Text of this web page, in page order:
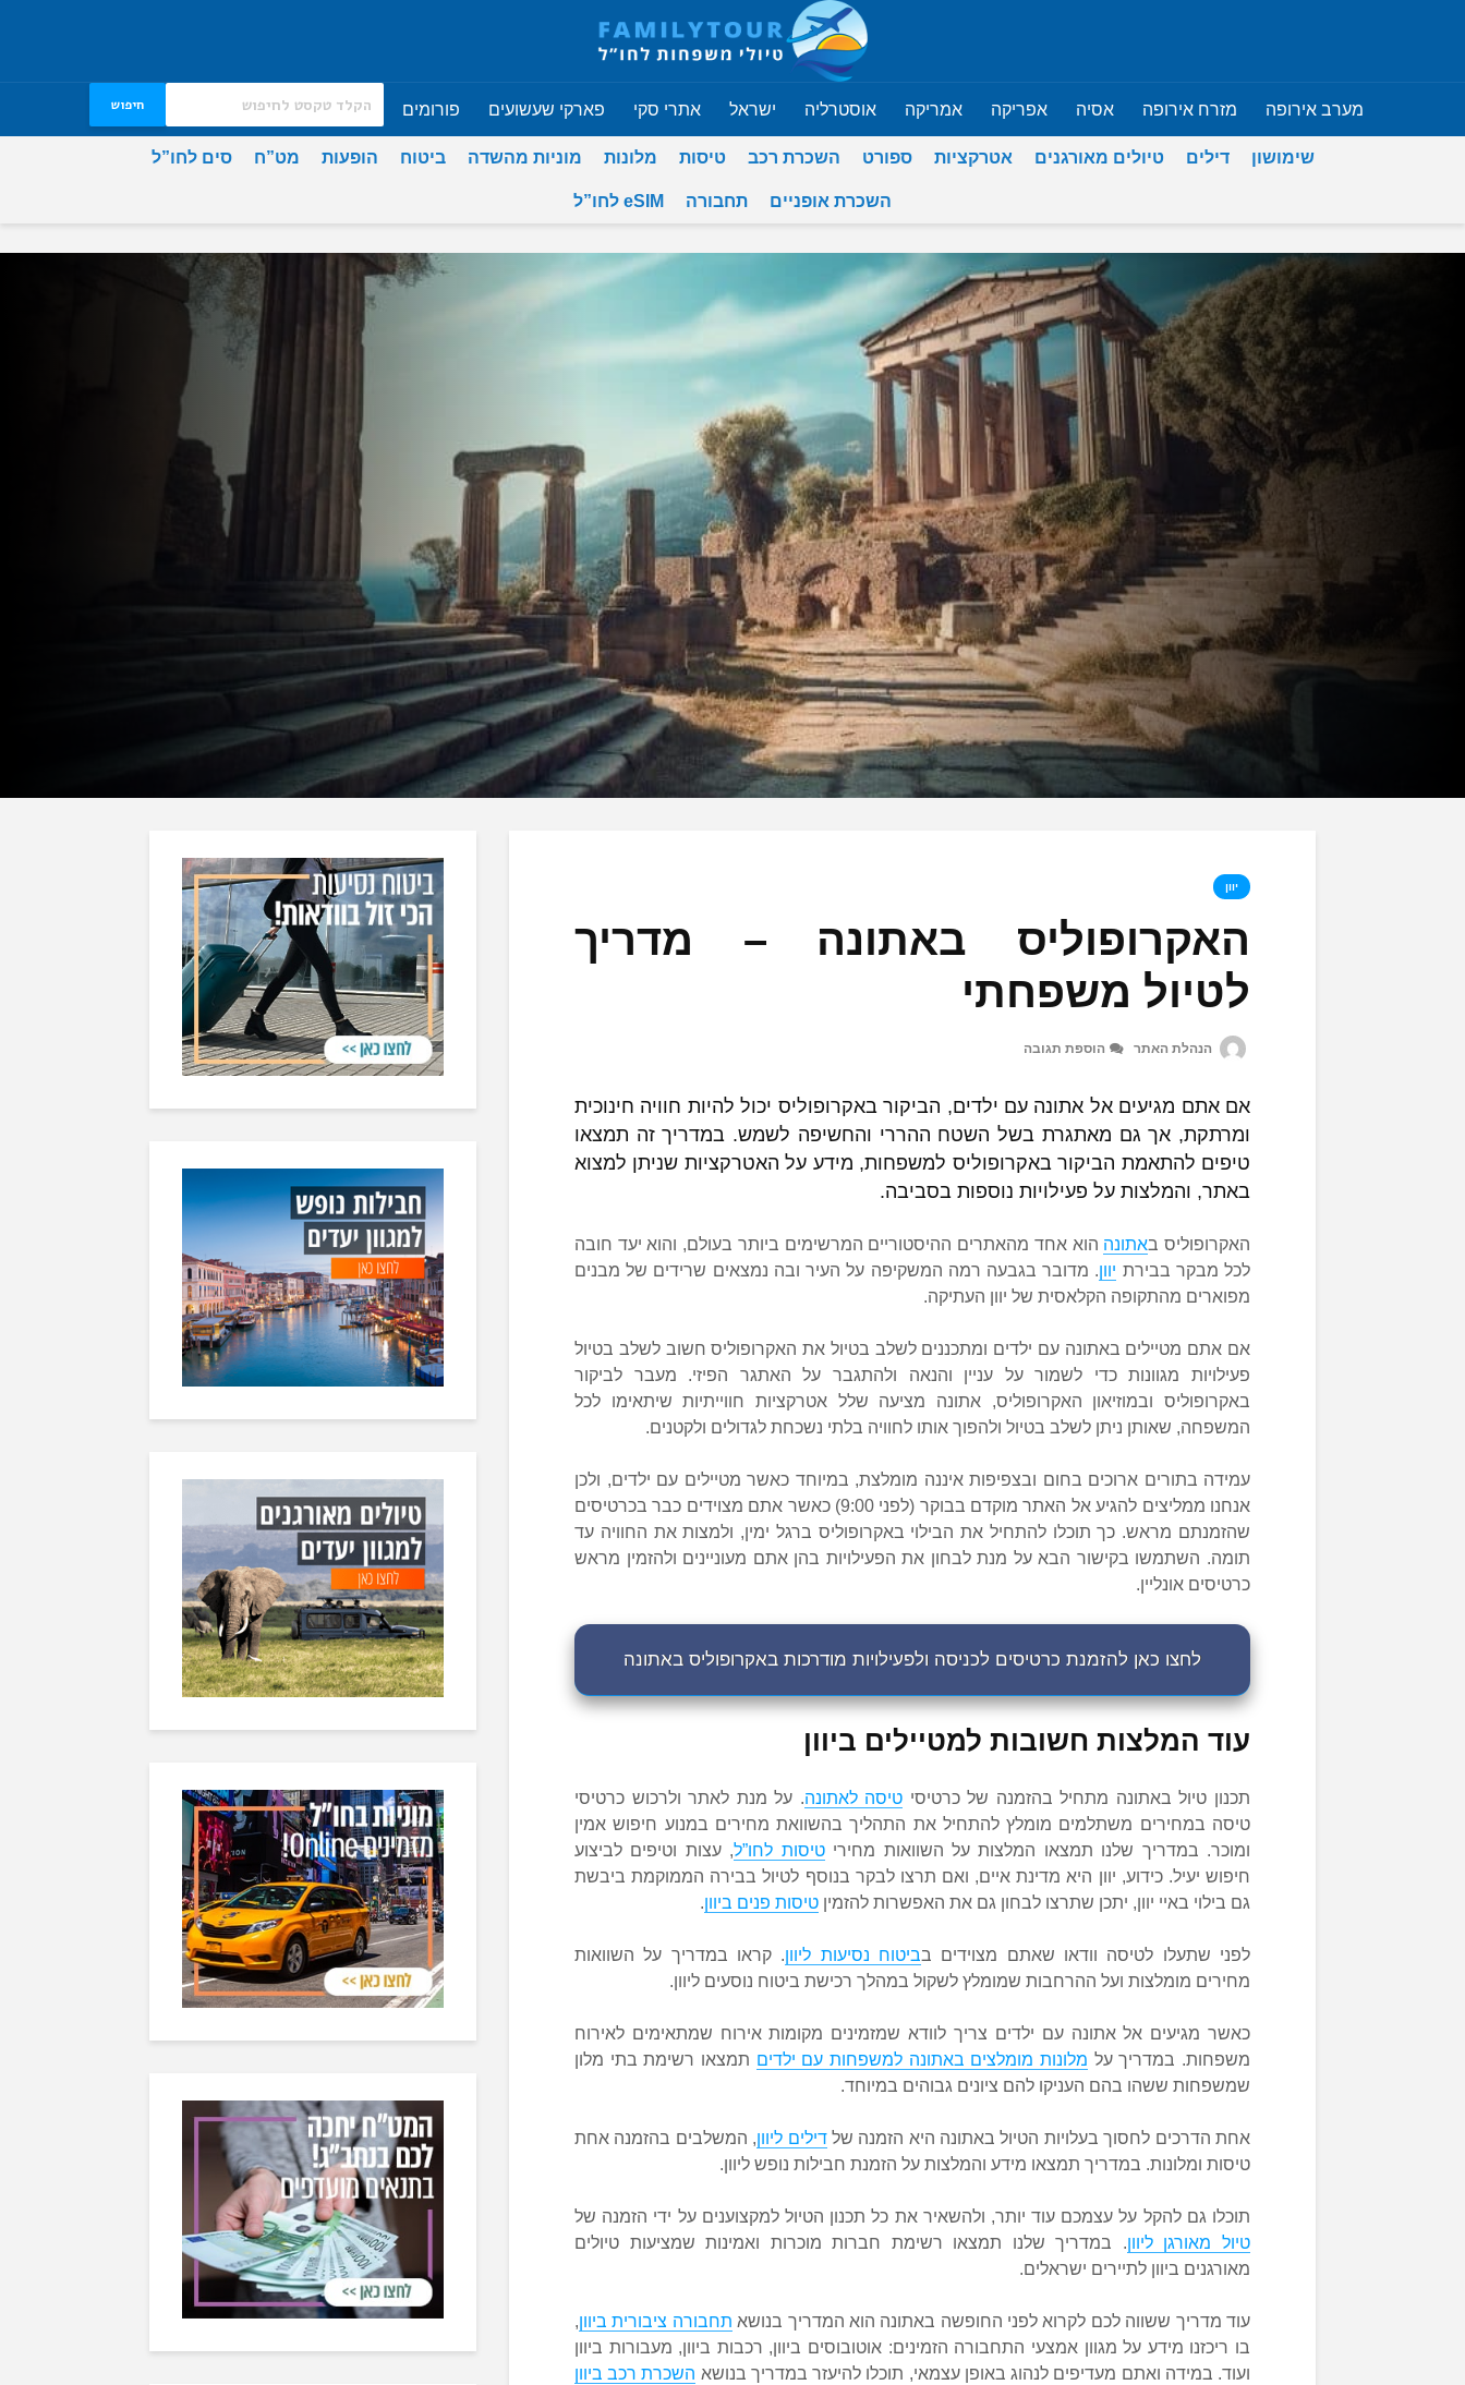
מערב אירופה מזרח אירופה אסיה אפריקה אמריקה אוסטרליה ישראל אתרי סקי פארקי שעשועים פורומים חיפוש
שימושון דילים טיולים מאורגנים אטרקציות ספורט השכרת רכב טיסות מלונות מוניות מהשדה ביטוח הופעות מט”ח סים לחו”ל
השכרת אופניים תחבורה eSIM לחו”ל
יוון
האקרופוליס באתונה – מדריך
לטיול משפחתי
הנהלת האתר הוספת תגובה
אם אתם מגיעים אל אתונה עם ילדים, הביקור באקרופוליס יכול להיות חוויה חינוכית
ומרתקת, אך גם מאתגרת בשל השטח ההררי והחשיפה לשמש. במדריך זה תמצאו
טיפים להתאמת הביקור באקרופוליס למשפחות, מידע על האטרקציות שניתן למצוא
באתר, והמלצות על פעילויות נוספות בסביבה.
האקרופוליס באתונה הוא אחד מהאתרים ההיסטוריים המרשימים ביותר בעולם, והוא יעד חובה
לכל מבקר בבירת יוון. מדובר בגבעה רמה המשקיפה על העיר ובה נמצאים שרידים של מבנים
מפוארים מהתקופה הקלאסית של יוון העתיקה.
אם אתם מטיילים באתונה עם ילדים ומתכננים לשלב בטיול את האקרופוליס חשוב לשלב בטיול
פעילויות מגוונות כדי לשמור על עניין והנאה ולהתגבר על האתגר הפיזי. מעבר לביקור
באקרופוליס ובמוזיאון האקרופוליס, אתונה מציעה שלל אטרקציות חווייתיות שיתאימו לכל
המשפחה, שאותן ניתן לשלב בטיול ולהפוך אותו לחוויה בלתי נשכחת לגדולים ולקטנים.
עמידה בתורים ארוכים בחום ובצפיפות איננה מומלצת, במיוחד כאשר מטיילים עם ילדים, ולכן
אנחנו ממליצים להגיע אל האתר מוקדם בבוקר (לפני 9:00) כאשר אתם מצוידים כבר בכרטיסים
שהזמנתם מראש. כך תוכלו להתחיל את הבילוי באקרופוליס ברגל ימין, ולמצות את החוויה עד
תומה. השתמשו בקישור הבא על מנת לבחון את הפעילויות בהן אתם מעוניינים ולהזמין מראש
כרטיסים אונליין.
לחצו כאן להזמנת כרטיסים לכניסה ולפעילויות מודרכות באקרופוליס באתונה
עוד המלצות חשובות למטיילים ביוון
תכנון טיול באתונה מתחיל בהזמנה של כרטיסי טיסה לאתונה. על מנת לאתר ולרכוש כרטיסי
טיסה במחירים משתלמים מומלץ להתחיל את התהליך בהשוואת מחירים במנוע חיפוש אמין
ומוכר. במדריך שלנו תמצאו המלצות על השוואות מחיריטיסות לחו”ל, עצות וטיפים לביצוע
חיפוש יעיל. כידוע, יוון היא מדינת איים, ואם תרצו לבקר בנוסף לטיול בבירה הממוקמת ביבשת
גם בילוי באיי יוון, יתכן שתרצו לבחון גם את האפשרות להזמין טיסות פנים ביוון.
לפני שתעלו לטיסה וודאו שאתם מצוידים בביטוח נסיעות ליוון. קראו במדריך על השוואות
מחירים מומלצות ועל ההרחבות שמומלץ לשקול במהלך רכישת ביטוח נוסעים ליוון.
כאשר מגיעים אל אתונה עם ילדים צריך לוודא שמזמינים מקומות אירוח שמתאימים לאירוח
משפחות. במדריך על מלונות מומלצים באתונה למשפחות עם ילדים תמצאו רשימת בתי מלון
שמשפחות ששהו בהם העניקו להם ציונים גבוהים במיוחד.
אחת הדרכים לחסוך בעלויות הטיול באתונה היא הזמנה שלדילים ליוון, המשלבים בהזמנה אחת
טיסות ומלונות. במדריך תמצאו מידע והמלצות על הזמנת חבילות נופש ליוון.
תוכלו גם להקל על עצמכם עוד יותר, ולהשאיר את כל תכנון הטיול למקצוענים על ידי הזמנה של
טיול מאורגן ליוון. במדריך שלנו תמצאו רשימת חברות מוכרות ואמינות שמציעות טיולים
מאורגנים ביוון לתיירים ישראלים.
עוד מדריך ששווה לכם לקרוא לפני החופשה באתונה הוא המדריך בנושא תחבורה ציבורית ביוון,
בו ריכזנו מידע על מגוון אמצעי התחבורה הזמינים: אוטובוסים ביוון, רכבות ביוון, מעבורות ביוון
ועוד. במידה ואתם מעדיפים לנהוג באופן עצמאי, תוכלו להיעזר במדריך בנושא השכרת רכב ביוון